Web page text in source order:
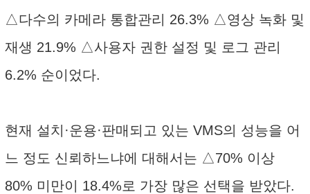
△다수의 카메라 통합관리 26.3% △영상 녹화 및
재생 21.9% △사용자 권한 설정 및 로그 관리
6.2% 순이었다.
현재 설치·운용·판매되고 있는 VMS의 성능을 어
느 정도 신뢰하느냐에 대해서는 △70% 이상
80% 미만이 18.4%로 가장 많은 선택을 받았다.